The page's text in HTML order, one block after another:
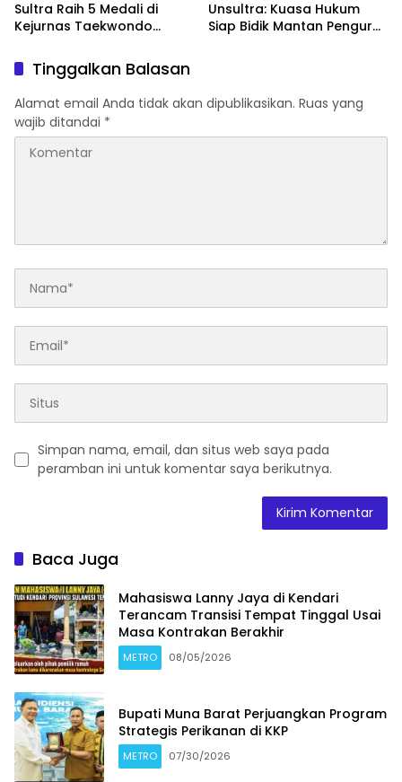
Sultra Raih 5 Medali di
Kejurnas Taekwondo
Unsultra: Kuasa Hukum
Siap Bidik Mantan Pengurus
Tinggalkan Balasan
Alamat email Anda tidak akan dipublikasikan. Ruas yang
wajib ditandai *
Simpan nama, email, dan situs web saya pada
peramban ini untuk komentar saya berikutnya.
Baca Juga
Mahasiswa Lanny Jaya di Kendari
Terancam Transisi Tempat Tinggal Usai
Masa Kontrakan Berakhir
METRO 08/05/2026
Bupati Muna Barat Perjuangkan Program
Strategis Perikanan di KKP
METRO 07/30/2026